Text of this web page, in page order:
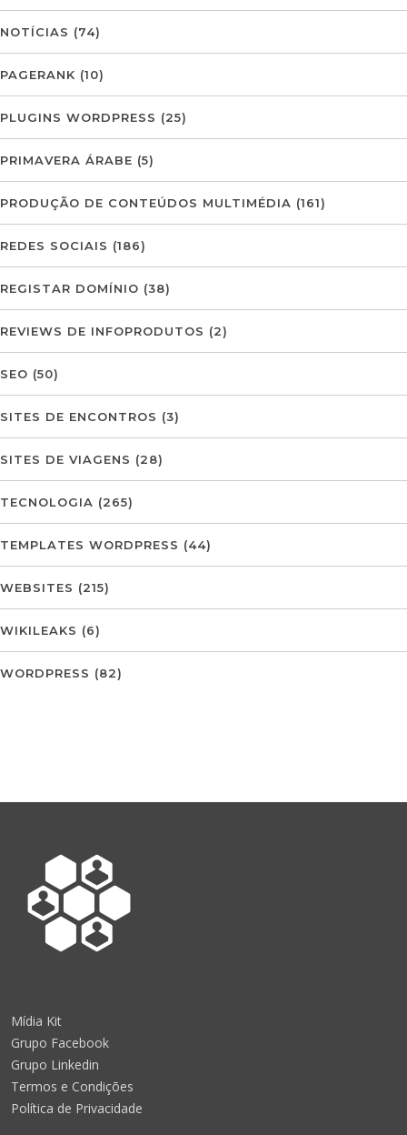
NOTÍCIAS (74)
PAGERANK (10)
PLUGINS WORDPRESS (25)
PRIMAVERA ÁRABE (5)
PRODUÇÃO DE CONTEÚDOS MULTIMÉDIA (161)
REDES SOCIAIS (186)
REGISTAR DOMÍNIO (38)
REVIEWS DE INFOPRODUTOS (2)
SEO (50)
SITES DE ENCONTROS (3)
SITES DE VIAGENS (28)
TECNOLOGIA (265)
TEMPLATES WORDPRESS (44)
WEBSITES (215)
WIKILEAKS (6)
WORDPRESS (82)
Mídia Kit
Grupo Facebook
Grupo Linkedin
Termos e Condições
Política de Privacidade